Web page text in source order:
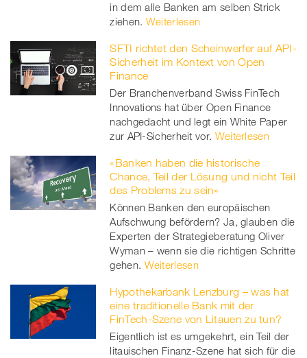
in dem alle Banken am selben Strick
ziehen. Weiterlesen
SFTI richtet den Scheinwerfer auf API-
Sicherheit im Kontext von Open
Finance
Der Branchenverband Swiss FinTech
Innovations hat über Open Finance
nachgedacht und legt ein White Paper
zur API-Sicherheit vor. Weiterlesen
«Banken haben die historische
Chance, Teil der Lösung und nicht Teil
des Problems zu sein»
Können Banken den europäischen
Aufschwung befördern? Ja, glauben die
Experten der Strategieberatung Oliver
Wyman – wenn sie die richtigen Schritte
gehen. Weiterlesen
Hypothekarbank Lenzburg – was hat
eine traditionelle Bank mit der
FinTech-Szene von Litauen zu tun?
Eigentlich ist es umgekehrt, ein Teil der
litauischen Finanz-Szene hat sich für die